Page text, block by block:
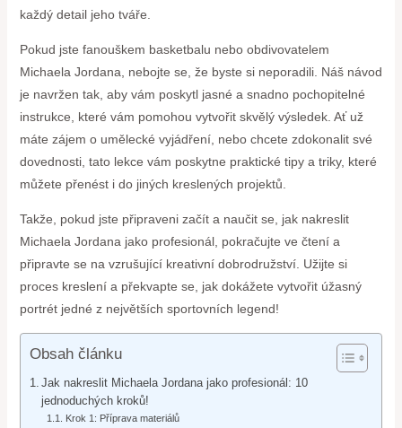
každý detail jeho tváře.
Pokud jste fanouškem basketbalu nebo obdivovatelem
Michaela Jordana, nebojte se, že byste si neporadili. Náš návod
je navržen tak, aby vám poskytl jasné a snadno pochopitelné
instrukce, které vám pomohou vytvořit skvělý výsledek. Ať už
máte zájem o umělecké vyjádření, nebo chcete zdokonalit své
dovednosti, tato lekce vám poskytne praktické tipy a triky, které
můžete přenést i do jiných kreslených projektů.
Takže, pokud jste připraveni začít a naučit se, jak nakreslit
Michaela Jordana jako profesionál, pokračujte ve čtení a
připravte se na vzrušující kreativní dobrodružství. Užijte si
proces kreslení a překvapte se, jak dokážete vytvořit úžasný
portrét jedné z největších sportovních legend!
Obsah článku
Jak nakreslit Michaela Jordana jako profesionál: 10
jednoduchých kroků!
Krok 1: Příprava materiálů